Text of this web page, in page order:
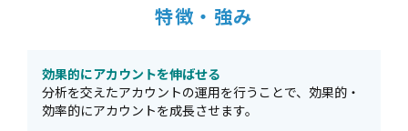
特徴・強み
効果的にアカウントを伸ばせる
分析を交えたアカウントの運用を行うことで、効果的・
効率的にアカウントを成長させます。